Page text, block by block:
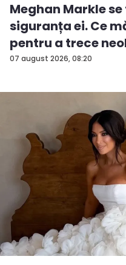
07 august 2026, 08:20
Meghan Markle
siguranța ei. Ce
pentru a trece